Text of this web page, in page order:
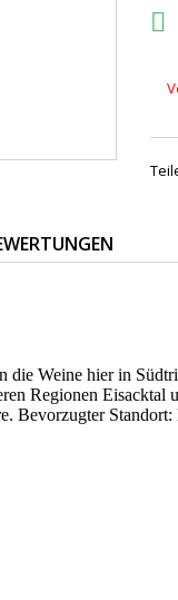

die Weine hier in
Regionen
Bevorzugter